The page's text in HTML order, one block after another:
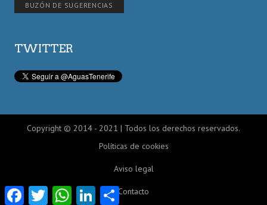
BUZÓN DE SUGERENCIAS
TWITTER
Copyright © 2014 - 2021 | Todos los derechos reservados.
Políticas de cookies
Aviso legal
Contacto
FacebookTwitter WhatsAppLinkedInCompartir